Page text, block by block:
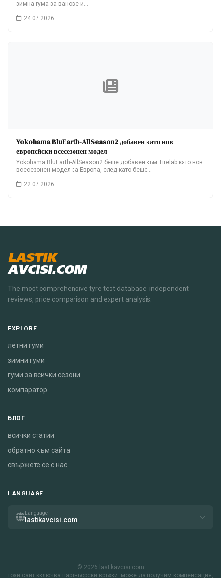
зимна гума за ванове и…
24.07.2026
Yokohama BluEarth-AllSeason2 добавен като нов
европейски всесезонен модел
Yokohama BluEarth-AllSeason2 беше добавен към Tirelab като нов
всесезонен модел за Европа, след като беше…
22.07.2026
LASTIK
AVCISI.COM
The most comprehensive tyre test database. independent
reviews, price comparison and expert analysis.
EXPLORE
летни гуми
зимни гуми
гуми за всички сезони
компаратор
БЛОГ
всички статии
обратно към сайта
свържете се с нас
LANGUAGE
Language
lastikavcisi.com
© 2026 lastikavcisi.com
този сайт включва партньорски връзки. може да получим компенсация,